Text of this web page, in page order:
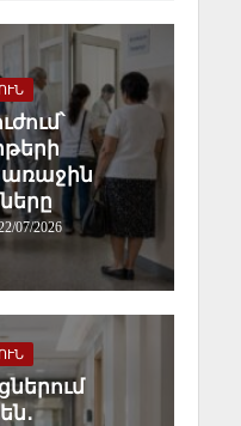
առաջին
07/2026